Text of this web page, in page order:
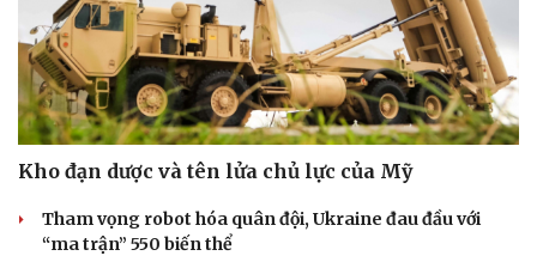
Kho đạn dược và tên lửa chủ lực của Mỹ
Tham vọng robot hóa quân đội, Ukraine đau đầu với
“ma trận” 550 biến thể